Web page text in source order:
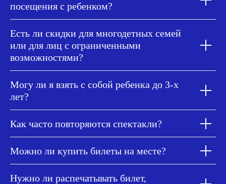
посещения с ребенком?
Есть ли скидки для многодетных семей
или для лиц с ограниченными
возможностями?
Могу ли я взять с собой ребенка до 3-х
лет?
Как часто повторяются спектакли?
Можно ли купить билеты на месте?
Нужно ли распечатывать билет,